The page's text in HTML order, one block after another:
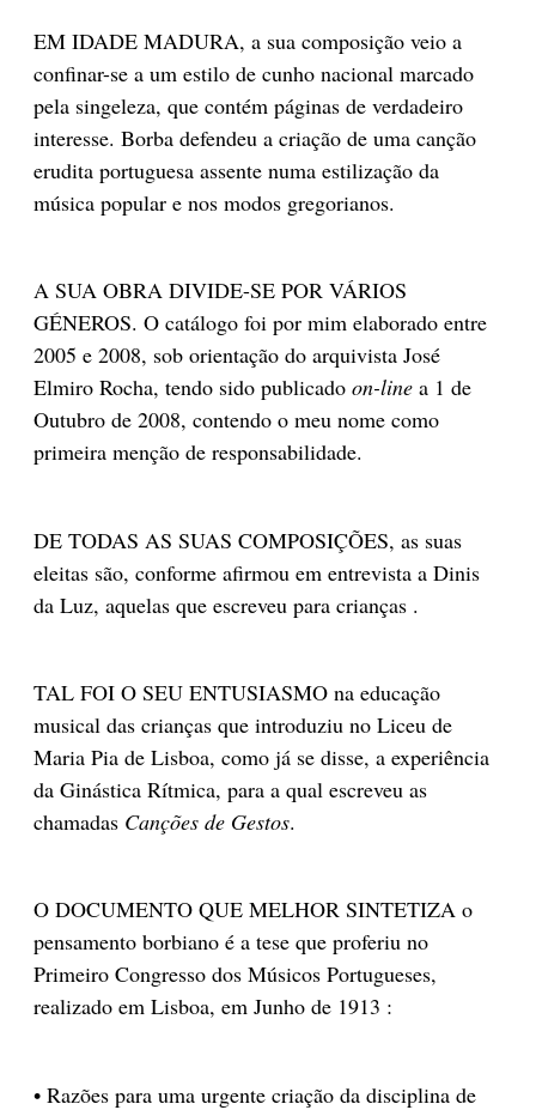
EM IDADE MADURA, a sua composição veio a
confinar-se a um estilo de cunho nacional marcado
pela singeleza, que contém páginas de verdadeiro
interesse. Borba defendeu a criação de uma canção
erudita portuguesa assente numa estilização da
música popular e nos modos gregorianos.
A SUA OBRA DIVIDE-SE POR VÁRIOS
GÉNEROS. O catálogo foi por mim elaborado entre
2005 e 2008, sob orientação do arquivista José
Elmiro Rocha, tendo sido publicado on-line a 1 de
Outubro de 2008, contendo o meu nome como
primeira menção de responsabilidade.
DE TODAS AS SUAS COMPOSIÇÕES, as suas
eleitas são, conforme afirmou em entrevista a Dinis
da Luz, aquelas que escreveu para crianças .
TAL FOI O SEU ENTUSIASMO na educação
musical das crianças que introduziu no Liceu de
Maria Pia de Lisboa, como já se disse, a experiência
da Ginástica Rítmica, para a qual escreveu as
chamadas Canções de Gestos.
O DOCUMENTO QUE MELHOR SINTETIZA o
pensamento borbiano é a tese que proferiu no
Primeiro Congresso dos Músicos Portugueses,
realizado em Lisboa, em Junho de 1913 :
• Razões para uma urgente criação da disciplina de